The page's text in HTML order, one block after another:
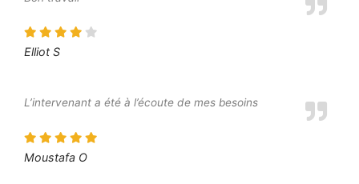
Elliot S
L’intervenant a été à l’écoute de mes besoins
Moustafa O